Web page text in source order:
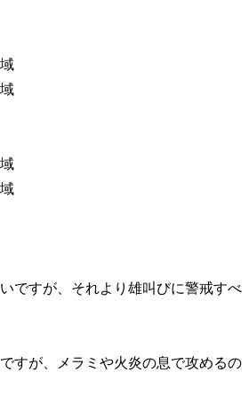
ですが、それより雄叫びに警戒すべ
すが、メラミや火炎の息で攻めるの